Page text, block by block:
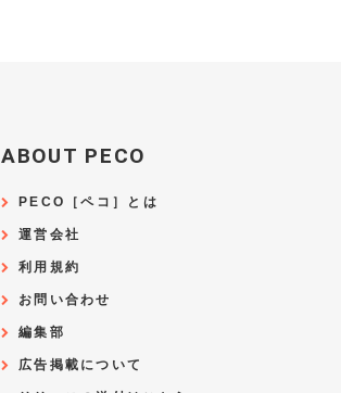
ABOUT PECO
PECO［ペコ］とは
運営会社
利用規約
お問い合わせ
編集部
広告掲載について